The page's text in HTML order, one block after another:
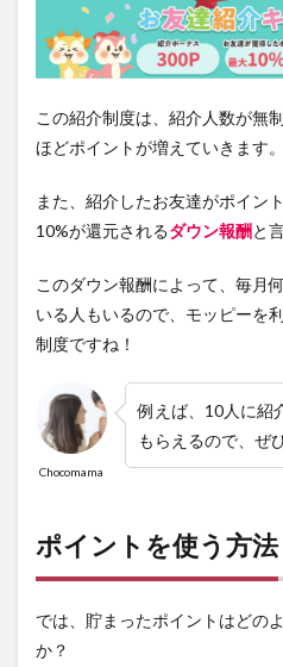
この紹介制度は、紹介人数が無
ほどポイントが増えていきます。
また、紹介したお友達がポイン
10%が還元されるダウン報酬と
このダウン報酬によって、毎月
いる人もいるので、モッピーを
制度ですね！
Chocomama
例えば、10人に紹
もらえるので、ぜ
ポイントを使う方法
では、貯まったポイントはどの
か？